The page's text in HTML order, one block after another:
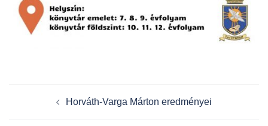
navigationHorváth-Varga Márton eredményei